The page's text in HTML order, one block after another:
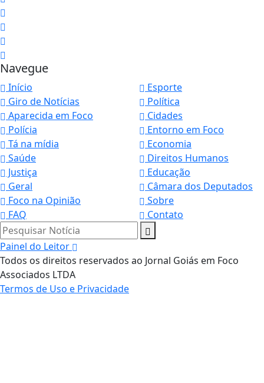
Navegue
Início
Esporte
Giro de Notícias
Política
Aparecida em Foco
Cidades
Polícia
Entorno em Foco
Tá na mídia
Economia
Saúde
Direitos Humanos
Justiça
Educação
Geral
Câmara dos Deputados
Foco na Opinião
Sobre
FAQ
Contato
Pesquisar Notícia
Painel do Leitor
Todos os direitos reservados ao Jornal Goiás em Foco
Associados LTDA
Termos de Uso e Privacidade